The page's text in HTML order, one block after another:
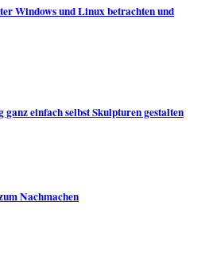
Windows und Linux betrachten und
ganz einfach selbst Skulpturen gestalten
Nachmachen